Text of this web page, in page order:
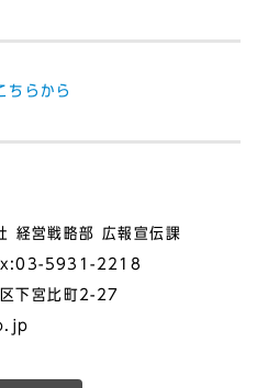
ちらから
経営戦略部 広報宣伝課
5931-2218
下宮比町2-27